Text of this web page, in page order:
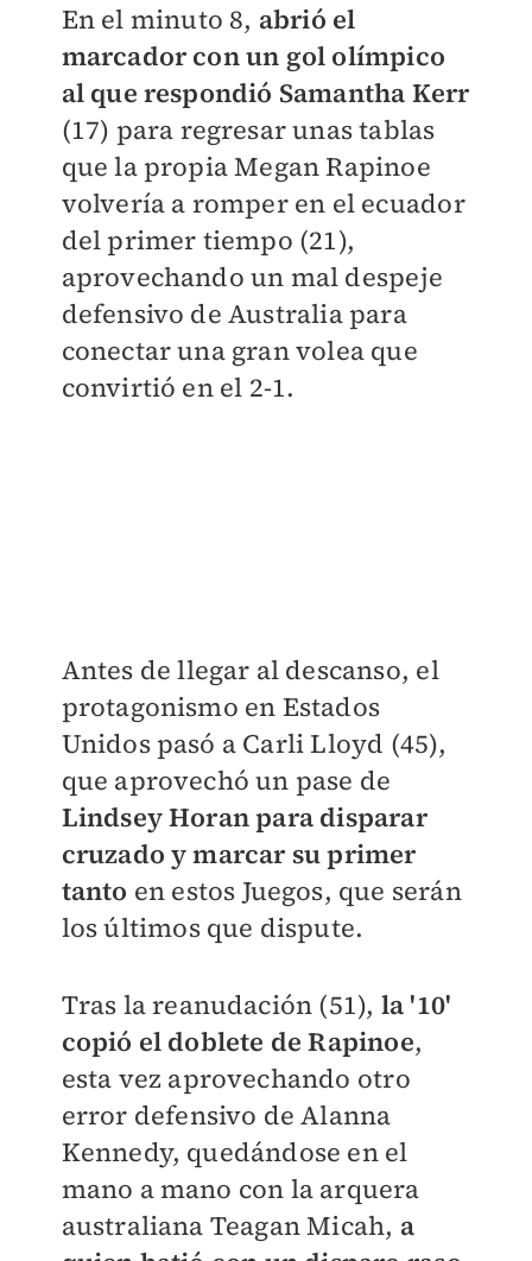
En el minuto 8, abrió el
marcador con un gol olímpico
al que respondió Samantha Kerr
(17) para regresar unas tablas
que la propia Megan Rapinoe
volvería a romper en el ecuador
del primer tiempo (21),
aprovechando un mal despeje
defensivo de Australia para
conectar una gran volea que
convirtió en el 2-1.
Antes de llegar al descanso, el
protagonismo en Estados
Unidos pasó a Carli Lloyd (45),
que aprovechó un pase de
Lindsey Horan para disparar
cruzado y marcar su primer
tanto en estos Juegos, que serán
los últimos que dispute.
Tras la reanudación (51), la '10'
copió el doblete de Rapinoe,
esta vez aprovechando otro
error defensivo de Alanna
Kennedy, quedándose en el
mano a mano con la arquera
australiana Teagan Micah, a